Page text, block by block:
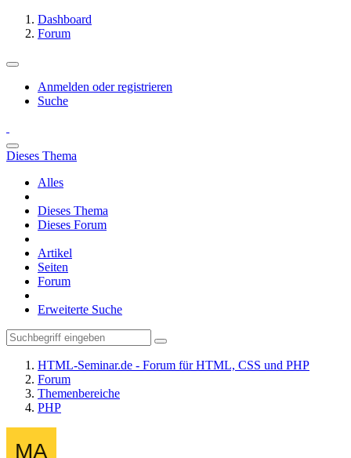
Dashboard
Forum
Anmelden oder registrieren
Suche
Dieses Thema
Alles
Dieses Thema
Dieses Forum
Artikel
Seiten
Forum
Erweiterte Suche
HTML-Seminar.de - Forum für HTML, CSS und PHP
Forum
Themenbereiche
PHP